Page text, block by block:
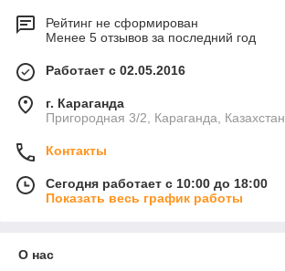
Рейтинг не сформирован
Менее 5 отзывов за последний год
Работает с 02.05.2016
г. Караганда
Пригородная 3/2, Караганда, Казахстан
Контакты
Сегодня работает с 10:00 до 18:00
Показать весь график работы
О нас